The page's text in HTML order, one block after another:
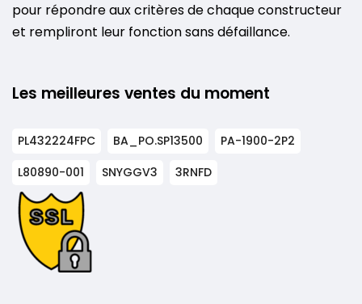
pour répondre aux critères de chaque constructeur
et rempliront leur fonction sans défaillance.
Les meilleures ventes du moment
PL432224FPC BA_PO.SP13500
PA-1900-2P2
L80890-001
SNYGGV3 3RNFD